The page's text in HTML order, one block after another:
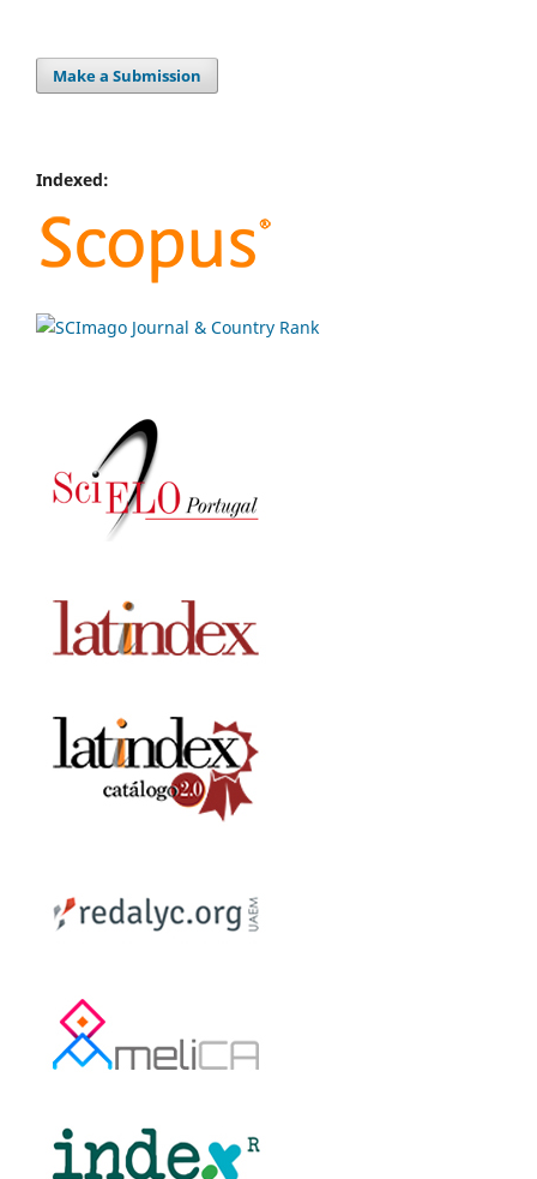
Make a Submission
Indexed: